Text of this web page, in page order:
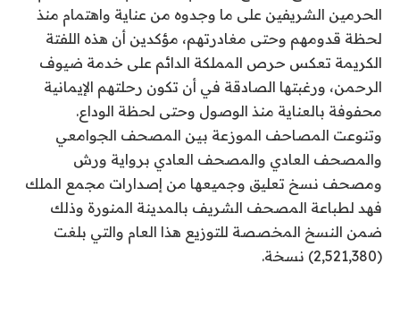
الحرمين الشريفين على ما وجدوه من عناية واهتمام منذ
لحظة قدومهم وحتى مغادرتهم، مؤكدين أن هذه اللفتة
الكريمة تعكس حرص المملكة الدائم على خدمة ضيوف
الرحمن، ورغبتها الصادقة في أن تكون رحلتهم الإيمانية
محفوفة بالعناية منذ الوصول وحتى لحظة الوداع.
وتنوعت المصاحف الموزعة بين المصحف الجوامعي
والمصحف العادي والمصحف العادي برواية ورش
ومصحف نسخ تعليق وجميعها من إصدارات مجمع الملك
فهد لطباعة المصحف الشريف بالمدينة المنورة وذلك
ضمن النسخ المخصصة للتوزيع هذا العام والتي بلغت
(2,521,380) نسخة.